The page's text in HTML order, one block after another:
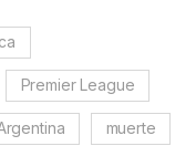
Premier League
muerte